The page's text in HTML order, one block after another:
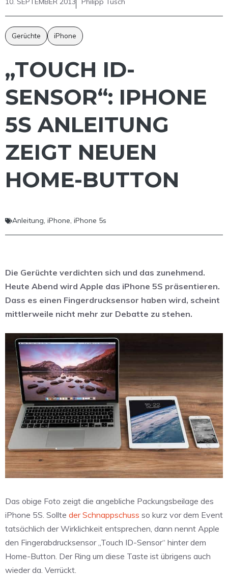
Gerüchte iPhone
„TOUCH ID-
SENSOR“: IPHONE
5S ANLEITUNG
ZEIGT NEUEN
HOME-BUTTON
Anleitung, iPhone, iPhone 5s
Die Gerüchte verdichten sich und das zunehmend.
Heute Abend wird Apple das iPhone 5S präsentieren.
Dass es einen Fingerdrucksensor haben wird, scheint
mittlerweile nicht mehr zur Debatte zu stehen.
Das obige Foto zeigt die angebliche Packungsbeilage des
iPhone 5S. Sollte der Schnappschuss so kurz vor dem Event
tatsächlich der Wirklichkeit entsprechen, dann nennt Apple
den Fingerabdrucksensor „Touch ID-Sensor“ hinter dem
Home-Button. Der Ring um diese Taste ist übrigens auch
wieder da. Verrückt.